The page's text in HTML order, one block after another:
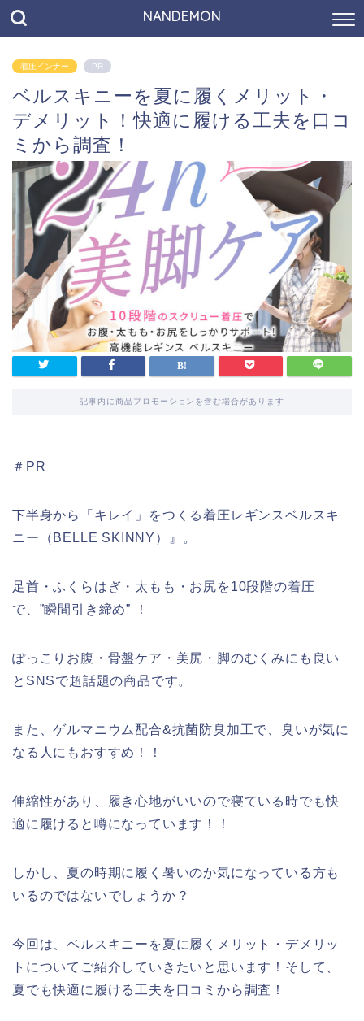
NANDEMON
着圧インナー PR
ベルスキニーを夏に履くメリット・
デメリット！快適に履ける工夫を口コ
ミから調査！
記事内に商品プロモーションを含む場合があります
＃PR
下半身から「キレイ」をつくる着圧レギンスベルスキ
ニー（BELLE SKINNY）』。
足首・ふくらはぎ・太もも・お尻を10段階の着圧
で、”瞬間引き締め” ！
ぽっこりお腹・骨盤ケア・美尻・脚のむくみにも良い
とSNSで超話題の商品です。
また、ゲルマニウム配合&抗菌防臭加工で、臭いが気に
なる人にもおすすめ！！
伸縮性があり、履き心地がいいので寝ている時でも快
適に履けると噂になっています！！
しかし、夏の時期に履く暑いのか気になっている方も
いるのではないでしょうか？
今回は、ベルスキニーを夏に履くメリット・デメリッ
トについてご紹介していきたいと思います！そして、
夏でも快適に履ける工夫を口コミから調査！